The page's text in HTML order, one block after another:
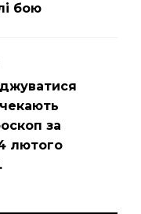
бою
за
лютого